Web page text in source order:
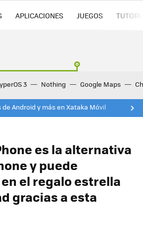
APLICACIONES JUEGOS
3 Nothing Google Maps
Android y más en Xataka Móvil
es la alternativa
y puede
el regalo estrella
gracias a esta